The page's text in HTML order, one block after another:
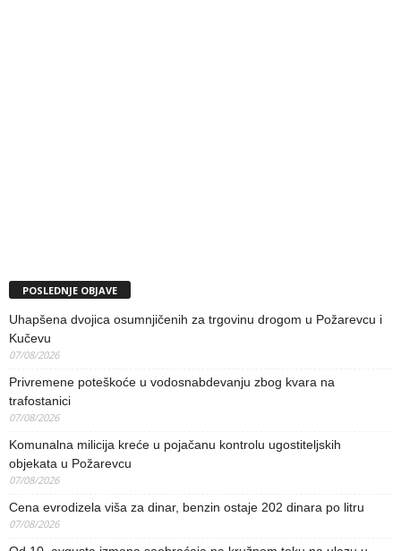
POSLEDNJE OBJAVE
Uhapšena dvojica osumnjičenih za trgovinu drogom u Požarevcu i
Kučevu
07/08/2026
Privremene poteškoće u vodosnabdevanju zbog kvara na
trafostanici
07/08/2026
Komunalna milicija kreće u pojačanu kontrolu ugostiteljskih
objekata u Požarevcu
07/08/2026
Cena evrodizela viša za dinar, benzin ostaje 202 dinara po litru
07/08/2026